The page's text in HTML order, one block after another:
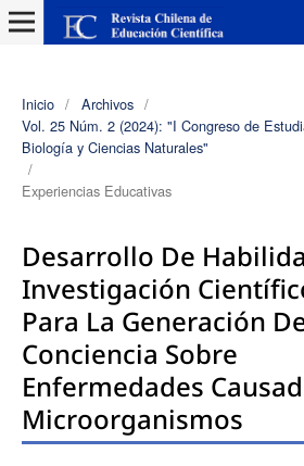
Inicio / Archivos /
Vol. 25 Núm. 2 (2024): "I Congreso de
Biología y Ciencias Naturales"
/
Experiencias Educativas
Desarrollo De
Investigación
Para La Generación
Conciencia Sobre
Enfermedades
Microorganismos